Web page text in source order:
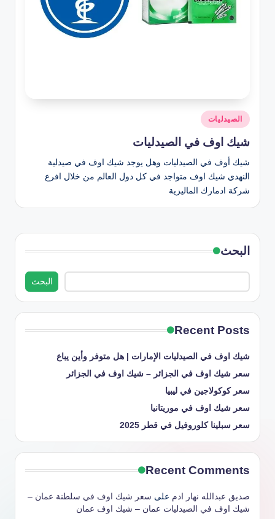
نُشر
في
الصيدليات
شيك اوف في الصيدليات
شيك أوف في الصيدليات وهل يوجد شيك اوف في صيدلية
النهدي شيك اوف متواجد في كل دول العالم من خلال افرع
شركة ادمارك الماليزية
البحث
البحث
Recent Posts
شيك اوف في الصيدليات الإمارات | هل متوفر وأين يباع
سعر شيك اوف في الجزائر – شيك اوف في الجزائر
سعر كوكولاجين في ليبيا
سعر شيك اوف في موريتانيا
سعر سبلينا كلوروفيل في قطر 2025
Recent Comments
صديق عبدالله نهار ادم على سعر شيك اوف في سلطنة عمان –
شيك اوف في الصيدليات عمان – شيك اوف عمان